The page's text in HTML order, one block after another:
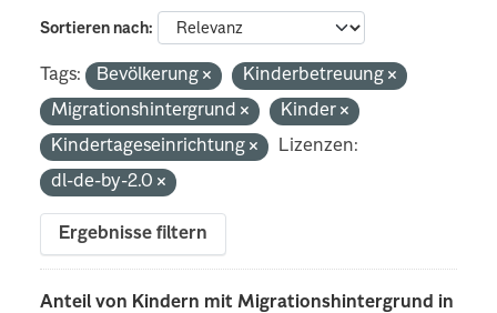
Sortieren nach
Tags: Bevölkerung
Kinderbetreuung
Migrationshintergrund
Kinder
Kindertageseinrichtung
Lizenzen:
dl-de-by-2.0
Ergebnisse filtern
Anteil von Kindern mit Migrationshintergrund in